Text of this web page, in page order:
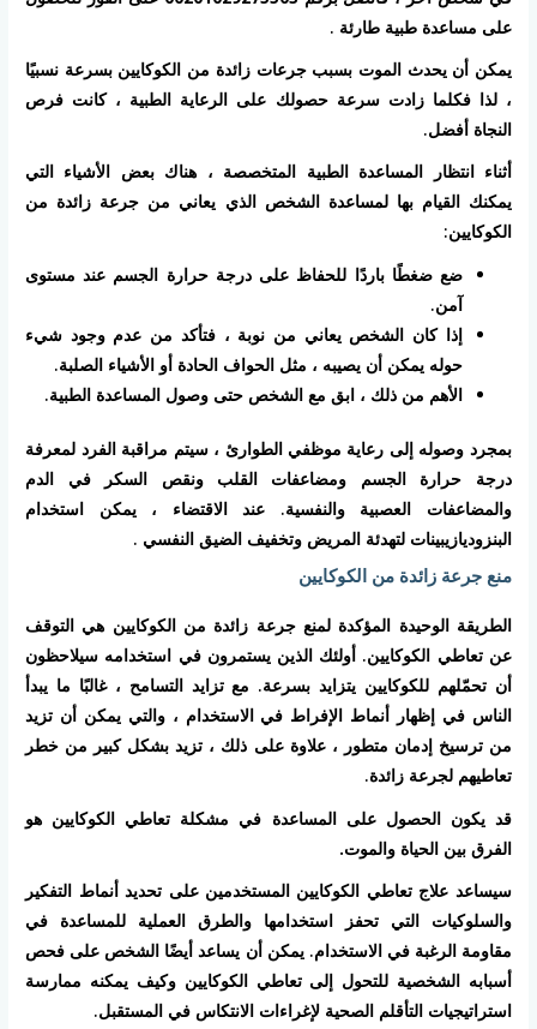
على مساعدة طبية طارئة .
يمكن أن يحدث الموت بسبب جرعات زائدة من الكوكايين بسرعة نسبيًا
، لذا فكلما زادت سرعة حصولك على الرعاية الطبية ، كانت فرص
النجاة أفضل.
أثناء انتظار المساعدة الطبية المتخصصة ، هناك بعض الأشياء التي
يمكنك القيام بها لمساعدة الشخص الذي يعاني من جرعة زائدة من
الكوكايين:
ضع ضغطًا باردًا للحفاظ على درجة حرارة الجسم عند مستوى
آمن.
إذا كان الشخص يعاني من نوبة ، فتأكد من عدم وجود شيء
حوله يمكن أن يصيبه ، مثل الحواف الحادة أو الأشياء الصلبة.
الأهم من ذلك ، ابق مع الشخص حتى وصول المساعدة الطبية.
بمجرد وصوله إلى رعاية موظفي الطوارئ ، سيتم مراقبة الفرد لمعرفة
درجة حرارة الجسم ومضاعفات القلب ونقص السكر في الدم
والمضاعفات العصبية والنفسية. عند الاقتضاء ، يمكن استخدام
البنزوديازيبينات لتهدئة المريض وتخفيف الضيق النفسي .
منع جرعة زائدة من الكوكايين
الطريقة الوحيدة المؤكدة لمنع جرعة زائدة من الكوكايين هي التوقف
عن تعاطي الكوكايين. أولئك الذين يستمرون في استخدامه سيلاحظون
أن تحمّلهم للكوكايين يتزايد بسرعة. مع تزايد التسامح ، غالبًا ما يبدأ
الناس في إظهار أنماط الإفراط في الاستخدام ، والتي يمكن أن تزيد
من ترسيخ إدمان متطور ، علاوة على ذلك ، تزيد بشكل كبير من خطر
تعاطيهم لجرعة زائدة.
قد يكون الحصول على المساعدة في مشكلة تعاطي الكوكايين هو
الفرق بين الحياة والموت.
سيساعد علاج تعاطي الكوكايين المستخدمين على تحديد أنماط التفكير
والسلوكيات التي تحفز استخدامها والطرق العملية للمساعدة في
مقاومة الرغبة في الاستخدام. يمكن أن يساعد أيضًا الشخص على فحص
أسبابه الشخصية للتحول إلى تعاطي الكوكايين وكيف يمكنه ممارسة
استراتيجيات التأقلم الصحية لإغراءات الانتكاس في المستقبل.